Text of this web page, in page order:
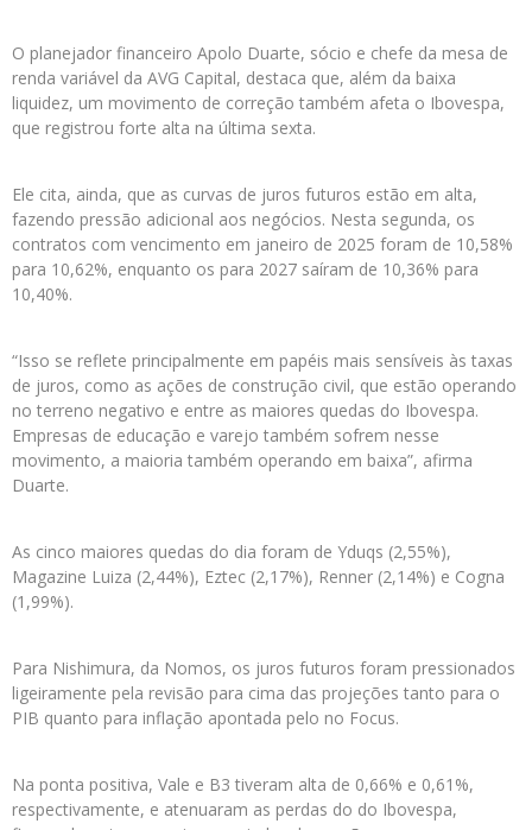
O planejador financeiro Apolo Duarte, sócio e chefe da mesa de
renda variável da AVG Capital, destaca que, além da baixa
liquidez, um movimento de correção também afeta o Ibovespa,
que registrou forte alta na última sexta.
Ele cita, ainda, que as curvas de juros futuros estão em alta,
fazendo pressão adicional aos negócios. Nesta segunda, os
contratos com vencimento em janeiro de 2025 foram de 10,58%
para 10,62%, enquanto os para 2027 saíram de 10,36% para
10,40%.
“Isso se reflete principalmente em papéis mais sensíveis às taxas
de juros, como as ações de construção civil, que estão operando
no terreno negativo e entre as maiores quedas do Ibovespa.
Empresas de educação e varejo também sofrem nesse
movimento, a maioria também operando em baixa”, afirma
Duarte.
As cinco maiores quedas do dia foram de Yduqs (2,55%),
Magazine Luiza (2,44%), Eztec (2,17%), Renner (2,14%) e Cogna
(1,99%).
Para Nishimura, da Nomos, os juros futuros foram pressionados
ligeiramente pela revisão para cima das projeções tanto para o
PIB quanto para inflação apontada pelo no Focus.
Na ponta positiva, Vale e B3 tiveram alta de 0,66% e 0,61%,
respectivamente, e atenuaram as perdas do do Ibovespa,